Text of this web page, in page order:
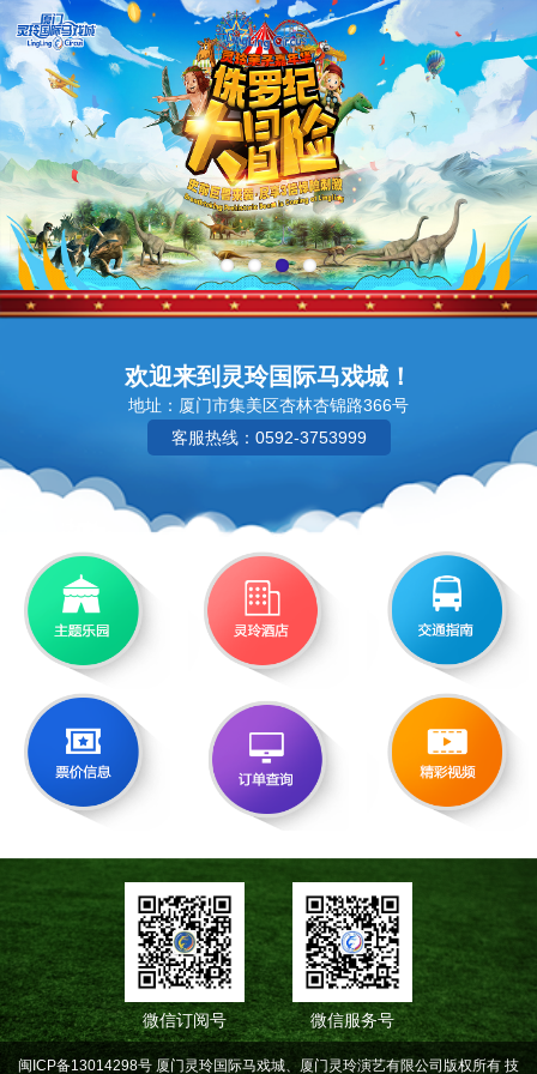
欢迎来到灵玲国际马戏城！
地址：厦门市集美区杏林杏锦路366号
客服热线：0592-3753999
微信订阅号 微信服务号
闽ICP备13014298号 厦门灵玲国际马戏城、厦门灵玲演艺有限公司版权所有 技